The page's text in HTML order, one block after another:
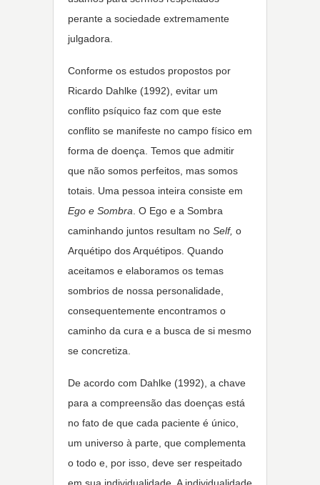
perante a sociedade extremamente
julgadora.
Conforme os estudos propostos por
Ricardo Dahlke (1992), evitar um
conflito psíquico faz com que este
conflito se manifeste no campo físico em
forma de doença. Temos que admitir
que não somos perfeitos, mas somos
totais. Uma pessoa inteira consiste em
Ego e Sombra . O Ego e a Sombra
caminhando juntos resultam no Self, o
Arquétipo dos Arquétipos. Quando
aceitamos e elaboramos os temas
sombrios de nossa personalidade,
consequentemente encontramos o
caminho da cura e a busca de si mesmo
se concretiza.
De acordo com Dahlke (1992), a chave
para a compreensão das doenças está
no fato de que cada paciente é único,
um universo à parte, que complementa
o todo e, por isso, deve ser respeitado